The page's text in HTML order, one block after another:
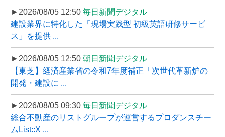
►2026/08/05 12:50 毎日新聞デジタル
建設業界に特化した「現場実践型 初級英語研修サービ
ス」を提供 ...
►2026/08/05 12:50 朝日新聞デジタル
【東芝】経済産業省の令和7年度補正「次世代革新炉の
開発・建設に ...
►2026/08/05 09:30 毎日新聞デジタル
総合不動産のリストグループが運営するプロダンスチー
ムList::X ...